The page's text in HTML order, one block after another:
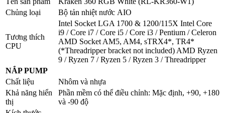
Chủng loại
Bộ tản nhiệt nước AIO
Tương thích
CPU
Intel Socket LGA 1700 & 1200/115X Intel Core
i9 / Core i7 / Core i5 / Core i3 / Pentium / Celeron
AMD Socket AM5, AM4, sTRX4*, TR4*
(*Threadripper bracket not included) AMD Ryzen
9 / Ryzen 7 / Ryzen 5 / Ryzen 3 / Threadripper
NẮP PUMP
Chất liệu
Nhôm và nhựa
Khả năng hiển
thị
Phần mềm có thể điều chỉnh: Mặc định, +90, +180
và -90 độ